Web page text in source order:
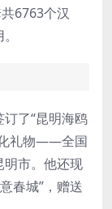
6763个汉
了“昆明海鸥
化礼物——全国
明市。他还现
春城”，赠送